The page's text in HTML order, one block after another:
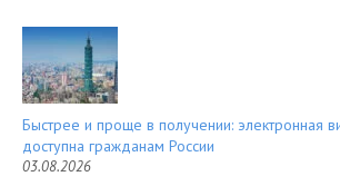
Быстрее и проще в получении: электронная
доступна гражданам России
03.08.2026